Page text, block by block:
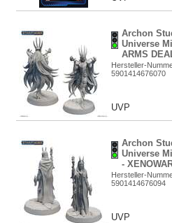
Archon
Universe
ARMS
Hersteller-
5901414676070
UVP
Archon
Universe
-
Hersteller-
5901414676094
UVP